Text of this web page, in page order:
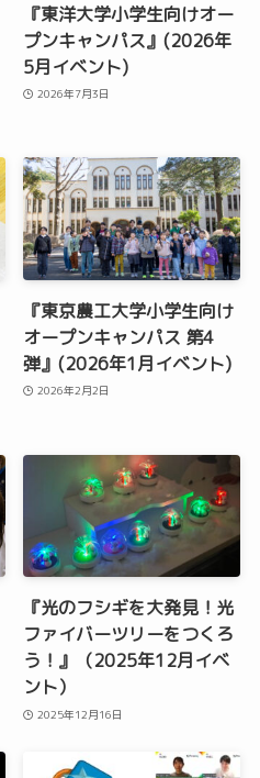
『東洋大学小学生向けオー
プンキャンパス』(2026年
5月イベント)
2026年7月3日
『東京農工大学小学生向け
オープンキャンパス 第4
弾』(2026年1月イベント)
2026年2月2日
『光のフシギを大発見！光
ファイバーツリーをつくろ
う！』（2025年12月イベ
ント）
2025年12月16日